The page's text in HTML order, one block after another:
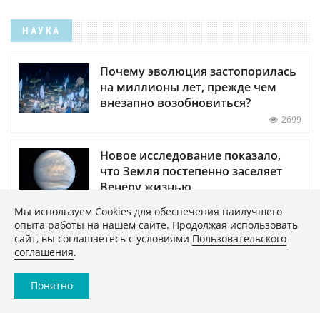
НАУКА
Почему эволюция застопорилась
на миллионы лет, прежде чем
внезапно возобновиться?
2699
Новое исследование показало,
что Земля постепенно заселяет
Венеру жизнью
Обнаружены биологические
Мы используем Сookies для обеспечения наилучшего
опыта работы на нашем сайте. Продолжая использовать
сайт, вы соглашаетесь с условиями Пользовательского
соглашения.
Понятно